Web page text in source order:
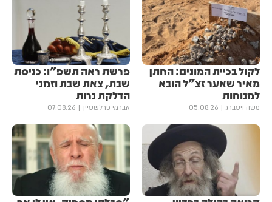
לקול בכיית המונים: החתן
מאיר שאער זצ"ל הובא
למנוחות
משה ויסברג 05.08.26
פרשת ראה תשפ"ו: כניסת
שבת, צאת שבת וזמני
הדלקת נרות
אברמי פרלשטיין 07.08.26